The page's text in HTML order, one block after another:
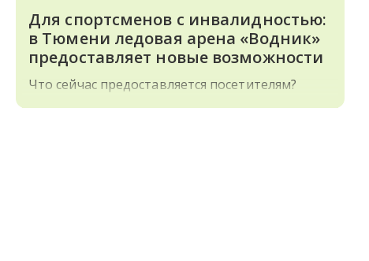
Для спортсменов с инвалидностью:
в Тюмени ледовая арена «Водник»
предоставляет новые возможности
Что сейчас предоставляется посетителям?